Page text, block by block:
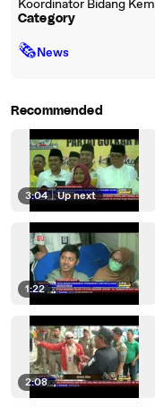
Koordinator Bidang
Category
🗞News
Recommended
3:04 | Up next
1:22
2:08